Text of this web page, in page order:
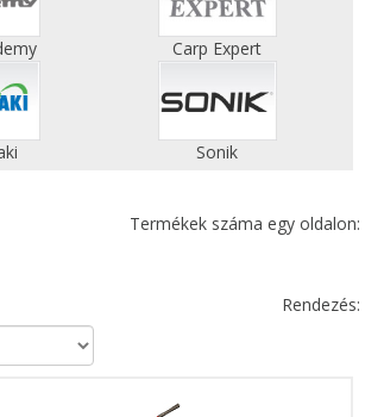
Carp Expert
Sonik
Termékek száma egy oldalon:
Rendezés: